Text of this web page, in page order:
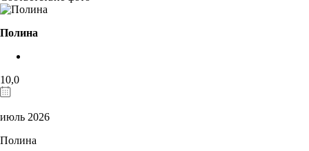
Полина
10,0
июль 2026
Полина